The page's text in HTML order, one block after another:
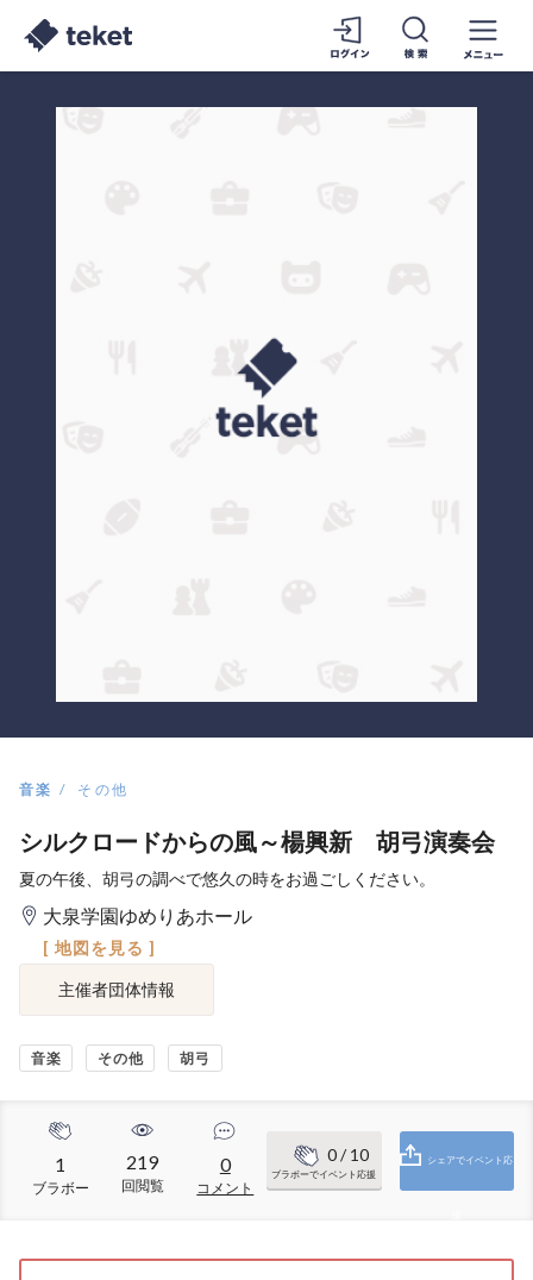
音楽 その他
シルクロードからの風～楊興新 胡弓演奏会
夏の午後、胡弓の調べで悠久の時をお過ごしください。
大泉学園ゆめりあホール
[ 地図を見る ]
主催者団体情報
音楽 その他 胡弓
1
ブラボー
219
回閲覧
0
コメント
0/ 10
ブラボーでイベント応援
シェアでイベント応